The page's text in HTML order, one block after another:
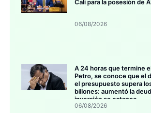
Cali para la posesión de
06/08/2026
A 24 horas que termine
Petro, se conoce que el
el presupuesto supera
billones: aumentó la
inversión se estanca
06/08/2026